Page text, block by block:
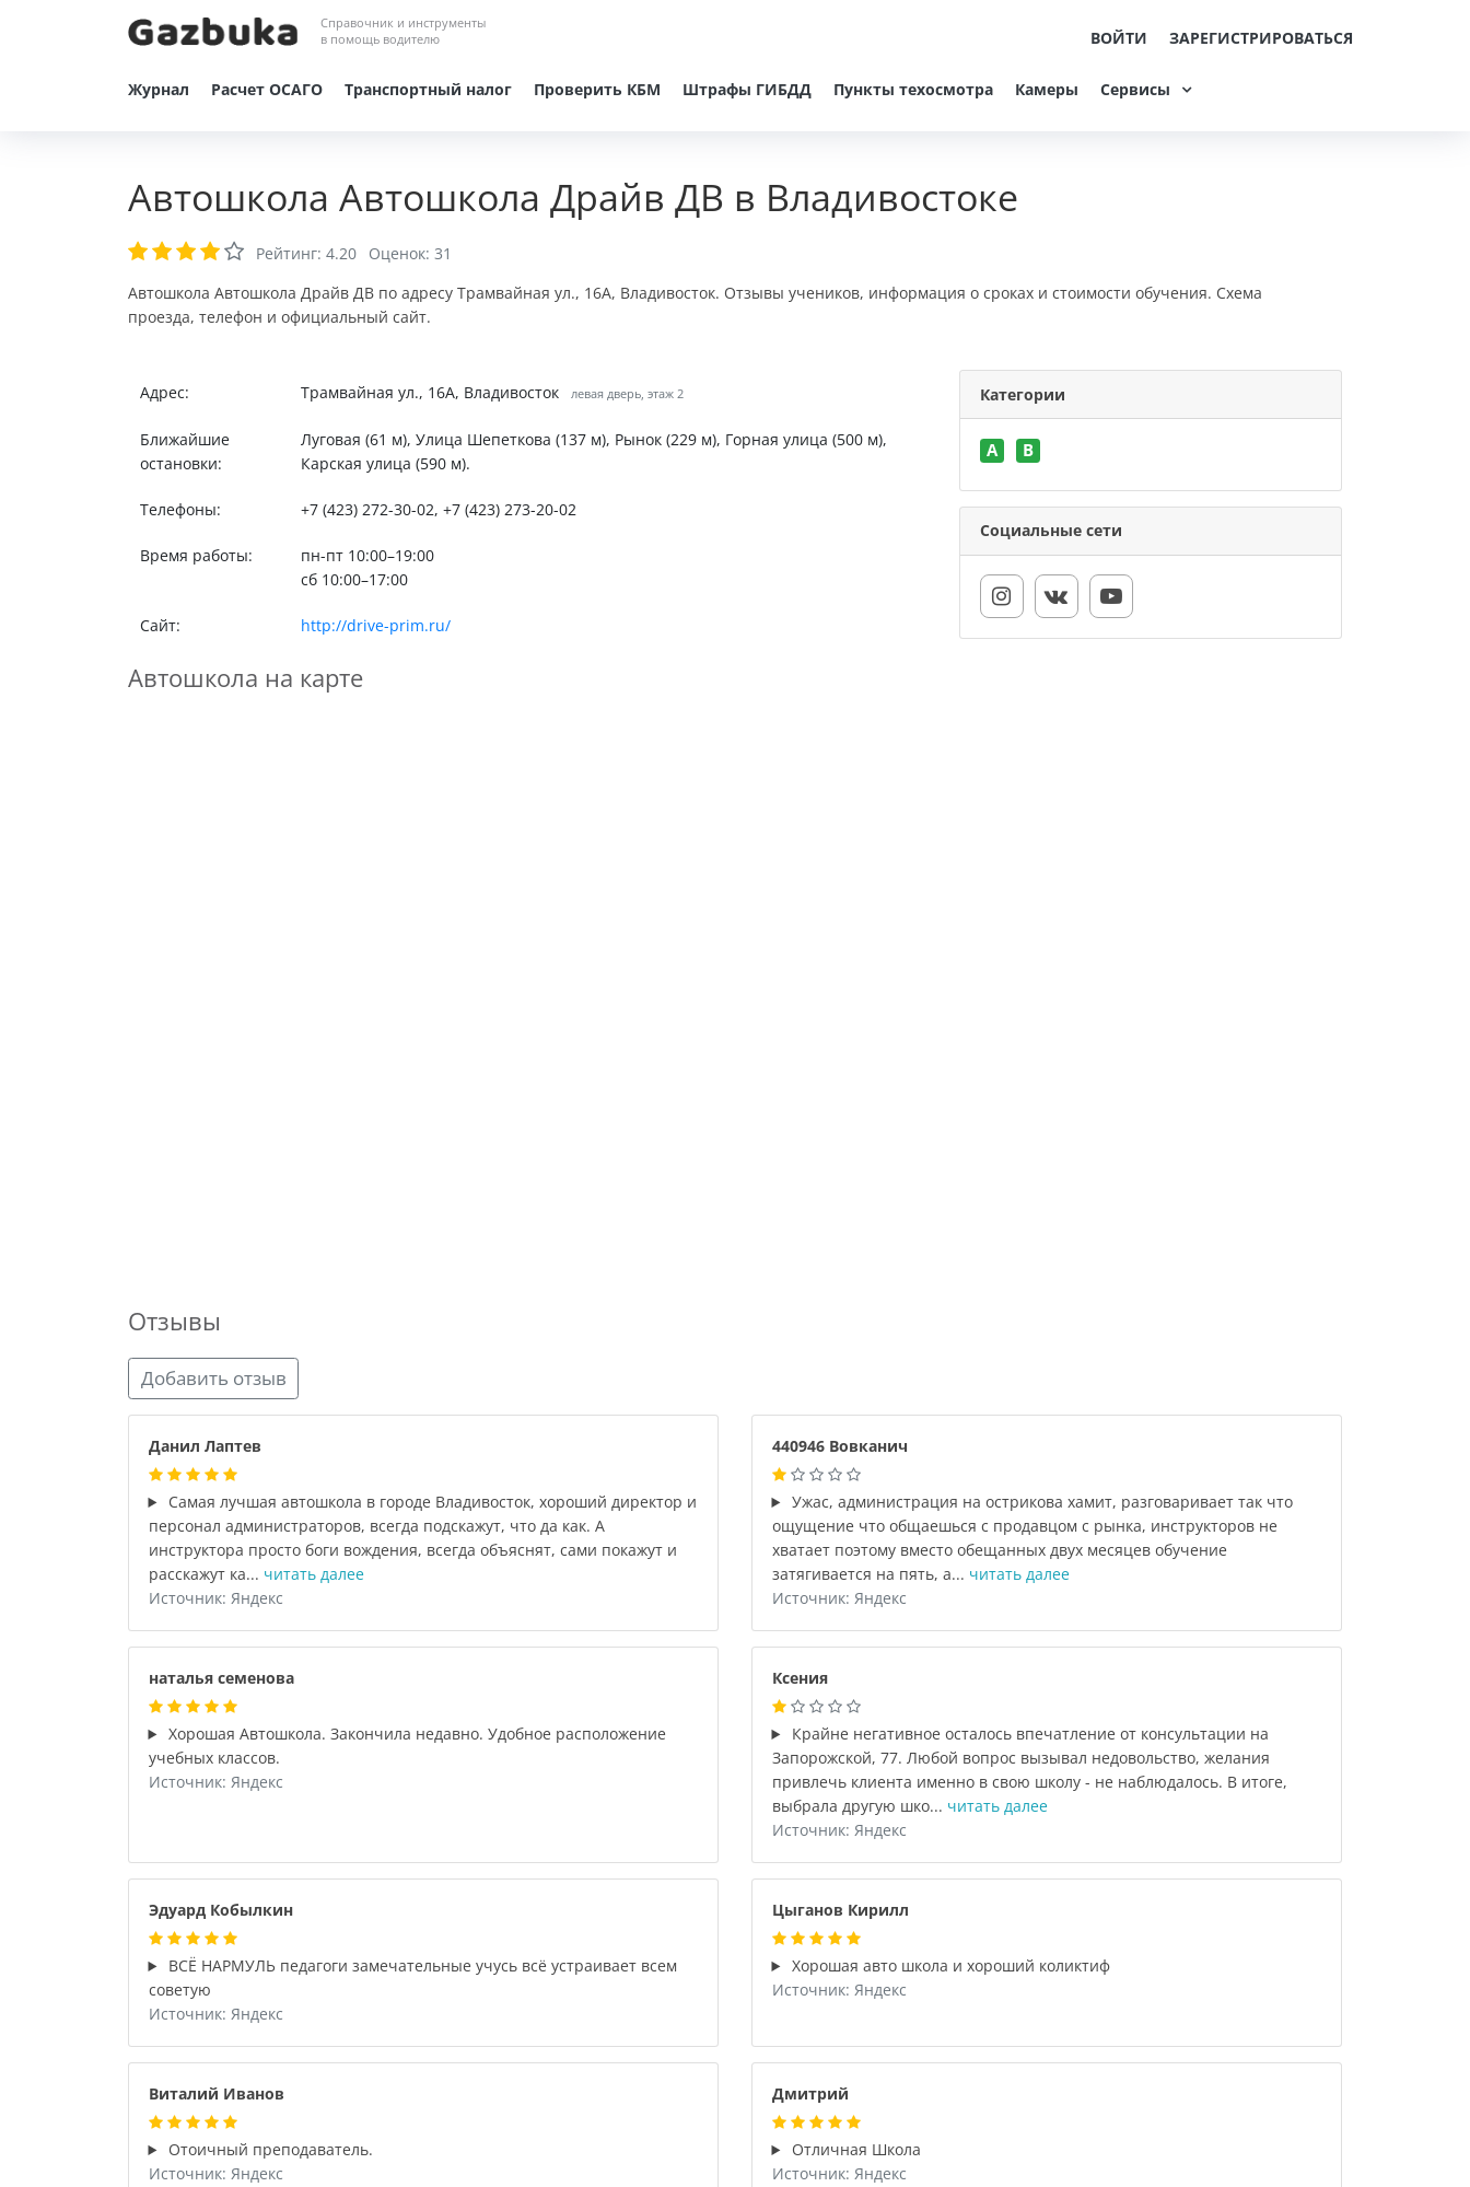
Справочник и инструменты
в помощь водителю
ВОЙТИ ЗАРЕГИСТРИРОВАТЬСЯ
Журнал Расчет ОСАГО Транспортный налог Проверить КБМ Штрафы ГИБДД Пункты техосмотра Камеры Сервисы
Автошкола Автошкола Драйв ДВ в Владивостоке
Рейтинг: 4.20 Оценок: 31
Автошкола Автошкола Драйв ДВ по адресу Трамвайная ул., 16А, Владивосток. Отзывы учеников, информация о сроках и стоимости обучения. Схема
проезда, телефон и официальный сайт.
Адрес: Трамвайная ул., 16А, Владивосток левая дверь, этаж 2
Ближайшие
остановки:
Луговая (61 м), Улица Шепеткова (137 м), Рынок (229 м), Горная улица (500 м),
Карская улица (590 м).
Телефоны: +7 (423) 272-30-02, +7 (423) 273-20-02
Время работы:
пн-пт 10:00–19:00
сб 10:00–17:00
Сайт: http://drive-prim.ru/
Категории
A B
Социальные сети
Автошкола на карте
Отзывы
Добавить отзыв
Данил Лаптев
Самая лучшая автошкола в городе Владивосток, хороший директор и
персонал администраторов, всегда подскажут, что да как. А
инструктора просто боги вождения, всегда объяснят, сами покажут и
расскажут ка... читать далее
Источник: Яндекс
440946 Вовканич
Ужас, администрация на острикова хамит, разговаривает так что
ощущение что общаешься с продавцом с рынка, инструкторов не
хватает поэтому вместо обещанных двух месяцев обучение
затягивается на пять, а... читать далее
Источник: Яндекс
наталья семенова
Хорошая Автошкола. Закончила недавно. Удобное расположение
учебных классов.
Источник: Яндекс
Ксения
Крайне негативное осталось впечатление от консультации на
Запорожской, 77. Любой вопрос вызывал недовольство, желания
привлечь клиента именно в свою школу - не наблюдалось. В итоге,
выбрала другую шко... читать далее
Источник: Яндекс
Эдуард Кобылкин
ВСЁ НАРМУЛЬ педагоги замечательные учусь всё устраивает всем
советую
Источник: Яндекс
Цыганов Кирилл
Хорошая авто школа и хороший коликтиф
Источник: Яндекс
Виталий Иванов
Отоичный преподаватель.
Источник: Яндекс
Дмитрий
Отличная Школа
Источник: Яндекс